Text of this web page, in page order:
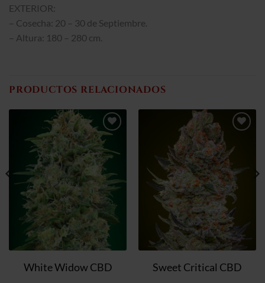
EXTERIOR:
– Cosecha: 20 – 30 de Septiembre.
– Altura: 180 – 280 cm.
PRODUCTOS RELACIONADOS
Añadir
lista de
deseos
White Widow CBD
lista de
deseos
Sweet Critical CBD